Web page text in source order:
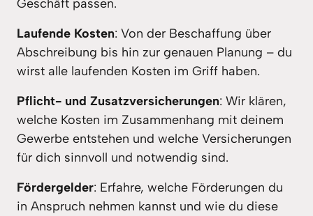
Geschäft passen.
Laufende Kosten: Von der Beschaffung über
Abschreibung bis hin zur genauen Planung – du
wirst alle laufenden Kosten im Griff haben.
Pflicht- und Zusatzversicherungen: Wir klären,
welche Kosten im Zusammenhang mit deinem
Gewerbe entstehen und welche Versicherungen
für dich sinnvoll und notwendig sind.
Fördergelder: Erfahre, welche Förderungen du
in Anspruch nehmen kannst und wie du diese